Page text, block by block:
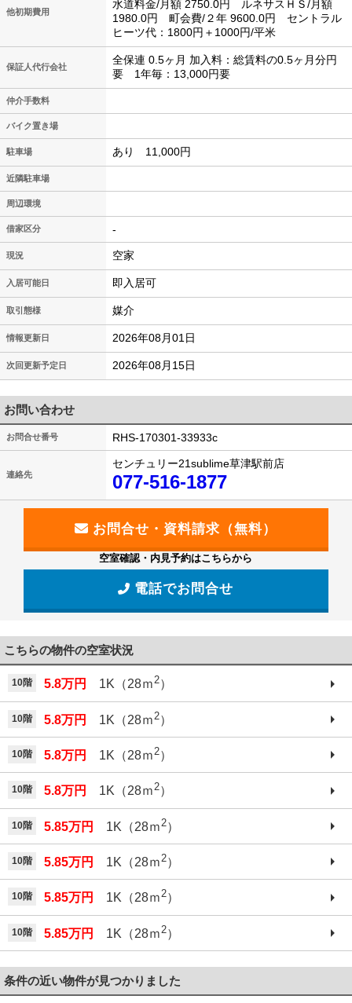
他初期費用
水道料金/月額 2750.0円 ルネサスＨＳ/月額
1980.0円 町会費/２年 9600.0円 セントラル
ヒーツ代：1800円＋1000円/平米
保証人代行会社
全保連 0.5ヶ月 加入料：総賃料の0.5ヶ月分円
要 1年毎：13,000円要
仲介手数料
バイク置き場
駐車場 あり 11,000円
近隣駐車場
周辺環境
借家区分 -
現況 空家
入居可能日 即入居可
取引態様 媒介
情報更新日 2026年08月01日
次回更新予定日 2026年08月15日
お問い合わせ
お問合せ番号 RHS-170301-33933c
連絡先
センチュリー21sublime草津駅前店
077-516-1877
空室確認・内見予約はこちらから
電話でお問合せ
こちらの物件の空室状況
10階 5.8万円 1K（28ｍ2）
10階 5.8万円 1K（28ｍ 2）
10階 5.8万円 1K（28ｍ 2）
10階 5.8万円 1K（28ｍ2）
10階 5.85万円 1K（28ｍ 2）
10階 5.85万円 1K（28ｍ 2）
10階 5.85万円 1K（28ｍ2）
10階 5.85万円 1K（28ｍ 2）
条件の近い物件が見つかりました